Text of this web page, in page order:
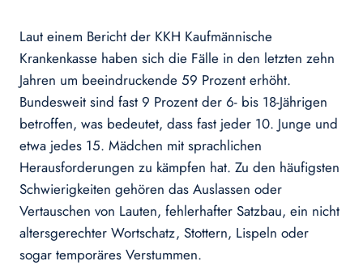
Laut einem Bericht der KKH Kaufmännische
Krankenkasse haben sich die Fälle in den letzten zehn
Jahren um beeindruckende 59 Prozent erhöht.
Bundesweit sind fast 9 Prozent der 6- bis 18-Jährigen
betroffen, was bedeutet, dass fast jeder 10. Junge und
etwa jedes 15. Mädchen mit sprachlichen
Herausforderungen zu kämpfen hat. Zu den häufigsten
Schwierigkeiten gehören das Auslassen oder
Vertauschen von Lauten, fehlerhafter Satzbau, ein nicht
altersgerechter Wortschatz, Stottern, Lispeln oder
sogar temporäres Verstummen.